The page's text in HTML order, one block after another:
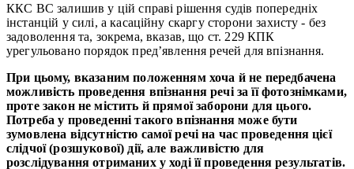
ККС ВС залишив у цій справі рішення судів попередніх
інстанцій у силі, а касаційну скаргу сторони захисту - без
задоволення та, зокрема, вказав, що ст. 229 КПК
урегульовано порядок пред’явлення речей для впізнання.
При цьому, вказаним положенням хоча й не передбачена
можливість проведення впізнання речі за її фотознімками,
проте закон не містить й прямої заборони для цього.
Потреба у проведенні такого впізнання може бути
зумовлена відсутністю самої речі на час проведення цієї
слідчої (розшукової) дії, але важливістю для
розслідування отриманих у ході її проведення результатів.